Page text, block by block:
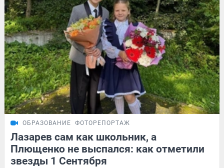
ОБРАЗОВАНИЕ ФОТОРЕПОРТАЖ
Лазарев сам как школьник, а
Плющенко не выспался: как отметили
звезды 1 Сентября